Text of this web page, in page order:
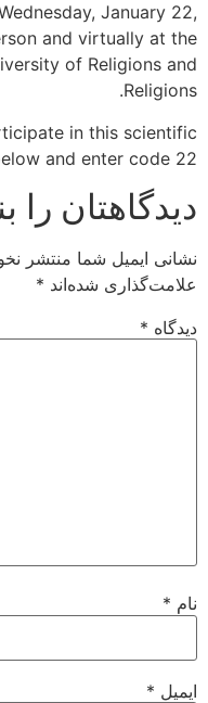
January 22,
and virtually at the
of Religions and
Religions.
in this scientific
and enter code 22.
دیدگاهتان را
نشانی ایمیل شما منتشر
علامت‌گذاری شده‌اند *
دیدگاه *
نام *
ایمیل *